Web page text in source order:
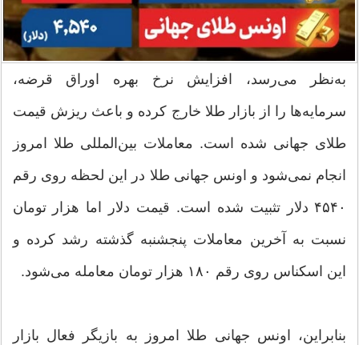
به‌نظر می‌رسد، افزایش نرخ بهره اوراق قرضه،
سرمایه‌ها را از بازار طلا خارج کرده و باعث ریزش قیمت
طلای جهانی شده است. معاملات بین‌المللی طلا امروز
انجام نمی‌شود و اونس جهانی طلا در این لحظه روی رقم
۴۵۴۰ دلار تثبیت شده است. قیمت دلار اما هزار تومان
نسبت به آخرین معاملات پنجشنبه گذشته رشد کرده و
این اسکناس روی رقم ۱۸۰ هزار تومان معامله می‌شود.
بنابراین، اونس جهانی طلا امروز به بازیگر فعال بازار